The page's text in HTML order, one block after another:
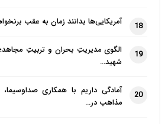
18 آمریکایی‌ها بدانند زمان به عقب
19
الگوی مدیریتِ بحران و تربیتِ
شهید…
20
آمادگی داریم با همکاری
مذاهب در…